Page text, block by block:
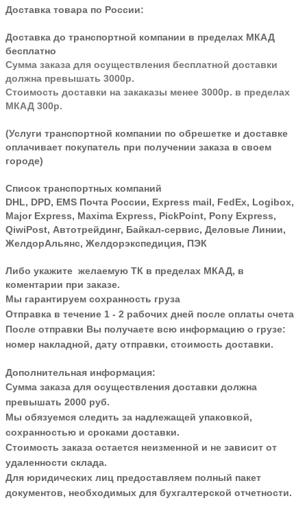
Доставка товара по России:
Доставка до транспортной компании в пределах МКАД
бесплатно
Сумма заказа для осуществления бесплатной доставки
должна превышать 3000р.
Стоимость доставки на закаказы менее 3000р. в пределах
МКАД 300р.
(Услуги транспортной компании по обрешетке и доставке
оплачивает покупатель при получении заказа в своем
городе)
Список транспортных компаний
DHL, DPD, EMS Почта России, Express mail, FedEx, Logibox,
Major Express, Maxima Express, PickPoint, Pony Express,
QiwiPost, Автотрейдинг, Байкал-сервис, Деловые Линии,
ЖелдорАльянс, Желдорэкспедиция, ПЭК
Либо укажите желаемую ТК в пределах МКАД, в
коментарии при заказе.
Мы гарантируем сохранность груза
Отправка в течение 1 - 2 рабочих дней после оплаты счета
После отправки Вы получаете всю информацию о грузе:
номер накладной, дату отправки, стоимость доставки.
Дополнительная информация:
Сумма заказа для осуществления доставки должна
превышать 2000 руб.
Мы обязуемся следить за надлежащей упаковкой,
сохранностью и сроками доставки.
Стоимость заказа остается неизменной и не зависит от
удаленности склада.
Для юридических лиц предоставляем полный пакет
документов, необходимых для бухгалтерской отчетности.